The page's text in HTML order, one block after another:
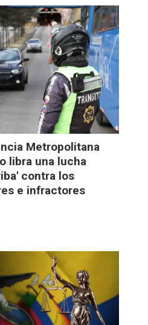
Metropolitana
libra una lucha
contra los
e infractores